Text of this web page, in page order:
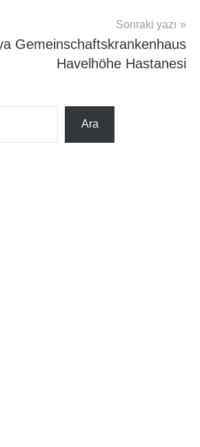
Sonraki yazı
Gemeinschaftskrankenhaus
Havelhöhe Hastanesi
Ara